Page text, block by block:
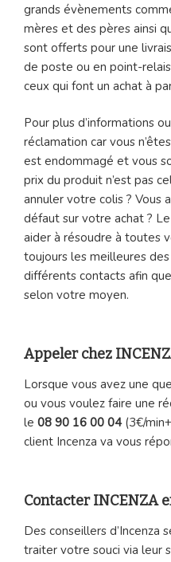
grands évènements
mères et des pères ainsi
sont offerts pour une
de poste ou en point-
ceux qui font un achat à
Pour plus d’informations
réclamation car vous
est endommagé et vous
prix du produit n’est pas
annuler votre colis ? Vous
défaut sur votre achat ?
aider à résoudre à toutes
toujours les meilleures
différents contacts afin
selon votre moyen.
Appeler chez
Lorsque vous avez une
ou vous voulez faire une
le 08 90 16 00 04(3€/
client Incenza va vous
Contacter INCENZA
Des conseillers d’Incenza
traiter votre souci via leur